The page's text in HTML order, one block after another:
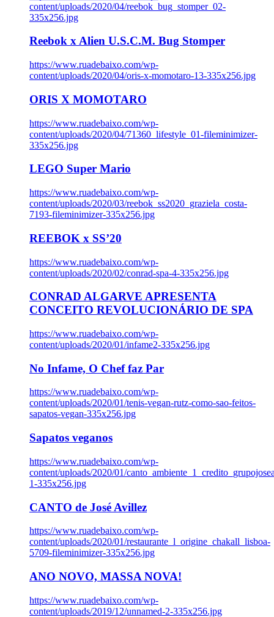
content/uploads/2020/04/reebok_bug_stomper_02-
335x256.jpg
Reebok x Alien U.S.C.M. Bug Stomper
https://www.ruadebaixo.com/wp-
content/uploads/2020/04/oris-x-momotaro-13-335x256.jpg
ORIS X MOMOTARO
https://www.ruadebaixo.com/wp-
content/uploads/2020/04/71360_lifestyle_01-fileminimizer-
335x256.jpg
LEGO Super Mario
https://www.ruadebaixo.com/wp-
content/uploads/2020/03/reebok_ss2020_graziela_costa-
7193-fileminimizer-335x256.jpg
REEBOK x SS’20
https://www.ruadebaixo.com/wp-
content/uploads/2020/02/conrad-spa-4-335x256.jpg
CONRAD ALGARVE APRESENTA
CONCEITO REVOLUCIONÁRIO DE SPA
https://www.ruadebaixo.com/wp-
content/uploads/2020/01/infame2-335x256.jpg
No Infame, O Chef faz Par
https://www.ruadebaixo.com/wp-
content/uploads/2020/01/tenis-vegan-rutz-como-sao-feitos-
sapatos-vegan-335x256.jpg
Sapatos veganos
https://www.ruadebaixo.com/wp-
content/uploads/2020/01/
1-335x256.jpg
CANTO de José Avillez
https://www.ruadebaixo.com/wp-
content/uploads/2020/01/restaurante_l_origine_chakall_lisboa-
5709-fileminimizer-335x256.jpg
ANO NOVO, MASSA NOVA!
https://www.ruadebaixo.com/wp-
content/uploads/2019/12/unnamed-2-335x256.jpg